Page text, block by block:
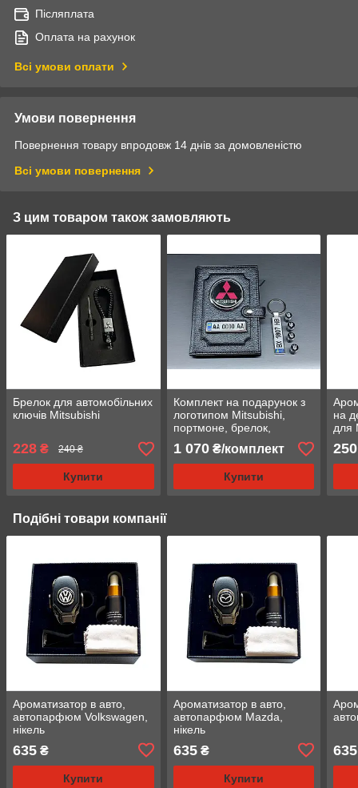
Післяплата
Оплата на рахунок
Всі умови оплати
Умови повернення
Повернення товару впродовж 14 днів за домовленістю
Всі умови повернення
З цим товаром також замовляють
Брелок для автомобільних
ключів Mitsubishi
228 ₴ 240 ₴
Купити
Комплект на подарунок з
логотипом Mitsubishi,
портмоне, брелок,
ковпачки на ніпель
1 070₴/комплект
Купити
на
для
250
Подібні товари компанії
Ароматизатор в авто,
автопарфюм Volkswagen,
нікель
635 ₴
Купити
Ароматизатор в авто,
автопарфюм Mazda,
нікель
635₴
Купити
635